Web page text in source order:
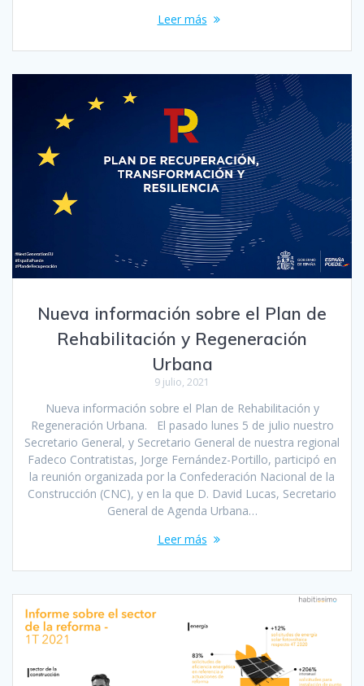
Leer más
Nueva información sobre el Plan de
Rehabilitación y Regeneración
Urbana
9 julio, 2021
Nueva información sobre el Plan de Rehabilitación y
Regeneración Urbana. El pasado lunes 5 de julio nuestro
Secretario General, y Secretario General de nuestra regional
Fadeco Contratistas, Jorge Fernández-Portillo, participó en
la reunión organizada por la Confederación Nacional de la
Construcción (CNC), y en la que D. David Lucas, Secretario
General de Agenda Urbana…
Leer más